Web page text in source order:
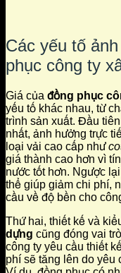
Các yếu tố
phục công ty
Giá của đồng phục
yếu tố khác nhau, từ
trình sản xuất. Đầu
nhất, ảnh hưởng trực
loại vải cao cấp như
giá thành cao hơn vì
nước tốt hơn. Ngược
thể giúp giảm chi phí,
cầu về độ bền cho
Thứ hai, thiết kế và
dựng cũng đóng vai
công ty yêu cầu thiết
phí sẽ tăng lên do yêu